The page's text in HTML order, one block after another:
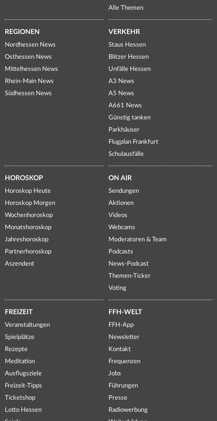
Alle Themen
REGIONEN
Nordhessen News
Osthessen News
Mittelhessen News
Rhein-Main News
Südhessen News
VERKEHR
Staus Hessen
Blitzer Hessen
Unfälle Hessen
A3 News
A5 News
A661 News
Günstig tanken
Parkhäuser
Flugplan Frankfurt
Schulausfälle
HOROSKOP
Horoskop Heute
Horoskop Morgen
Wochenhoroskop
Monatshoroskop
Jahreshoroskop
Partnerhoroskop
Aszendent
ON AIR
Sendungen
Aktionen
Videos
Webcams
Moderatoren & Team
Podcasts
News-Podcast
Themen-Ticker
Voting
FREIZEIT
Veranstaltungen
Spielplätze
Rezepte
Meditation
Ausflugsziele
Freizeit-Tipps
Ticketshop
Lotto Hessen
FFH-WELT
FFH-App
Newsletter
Kontakt
Frequenzen
Jobs
Führungen
Presse
Radiowerbung